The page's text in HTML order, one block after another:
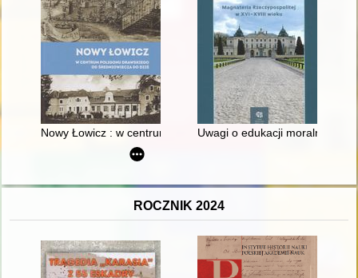
Nowy Łowicz : w centrum poligonu drawskiego od
Uwagi o edukacji moralnej
ROCZNIK 2024